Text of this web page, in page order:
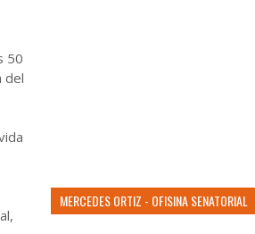
50
del
MERCEDES ORTIZ - OFISINA SENATORIAL